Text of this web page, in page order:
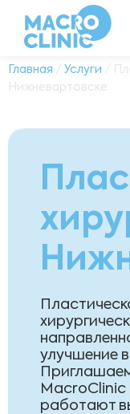
Главная / Услуги /
Нижневартовске
улучшение
MacroClinic
работают